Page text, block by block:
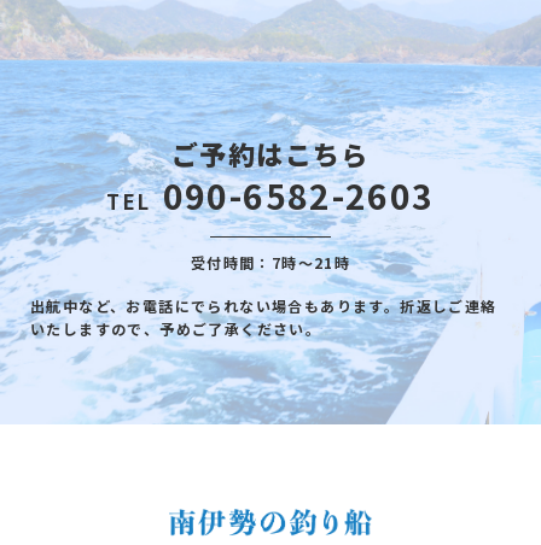
ご予約はこちら
TEL 090-6582-2603
受付時間：7時～21時
出航中など、お電話にでられない場合もあります。折返しご連絡
いたしますので、予めご了承ください。